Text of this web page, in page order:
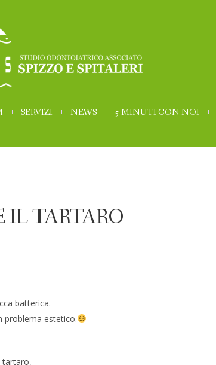
SERVIZI NEWS 5 MINUTI CON NOI
IL TARTARO
batterica.
problema estetico.
tartaro,